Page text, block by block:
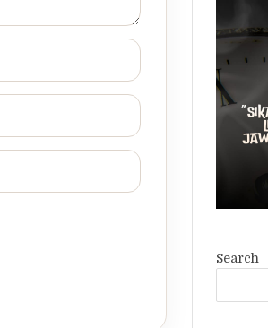
Search